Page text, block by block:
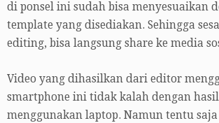
di ponsel ini sudah bisa menyesuaikan
template yang disediakan. Sehingga
editing, bisa langsung share ke media
Video yang dihasilkan dari editor
smartphone ini tidak kalah dengan
menggunakan laptop. Namun tentu